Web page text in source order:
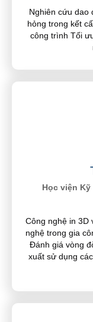
Nghiên cứu dao
hỏng trong kết
công trình Tối
Học viện
Công nghệ in 3D
nghệ trong gia
Đánh giá vòng
xuất sử dụng